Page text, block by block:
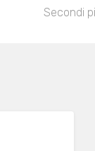
Secondi